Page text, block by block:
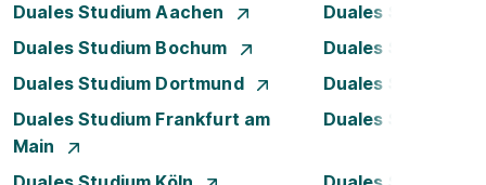
Duales Studium Aachen
Duales Studium
Duales Studium Bochum
Duales Studium
Duales Studium Dortmund
Duales Studium
Duales Studium Frankfurt am
Main
Duales Studium